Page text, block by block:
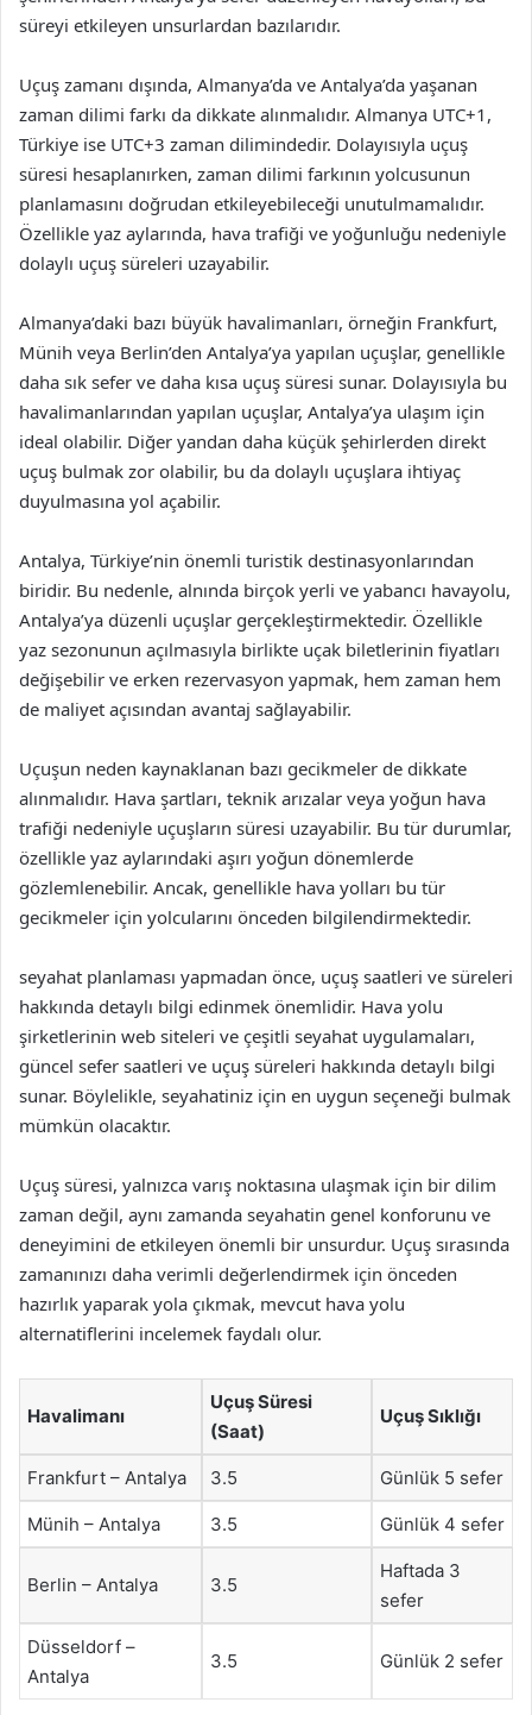
süreyi etkileyen unsurlardan bazılarıdır.
Uçuş zamanı dışında, Almanya’da ve Antalya’da yaşanan
zaman dilimi farkı da dikkate alınmalıdır. Almanya UTC+1,
Türkiye ise UTC+3 zaman dilimindedir. Dolayısıyla uçuş
süresi hesaplanırken, zaman dilimi farkının yolcusunun
planlamasını doğrudan etkileyebileceği unutulmamalıdır.
Özellikle yaz aylarında, hava trafiği ve yoğunluğu nedeniyle
dolaylı uçuş süreleri uzayabilir.
Almanya’daki bazı büyük havalimanları, örneğin Frankfurt,
Münih veya Berlin’den Antalya’ya yapılan uçuşlar, genellikle
daha sık sefer ve daha kısa uçuş süresi sunar. Dolayısıyla bu
havalimanlarından yapılan uçuşlar, Antalya’ya ulaşım için
ideal olabilir. Diğer yandan daha küçük şehirlerden direkt
uçuş bulmak zor olabilir, bu da dolaylı uçuşlara ihtiyaç
duyulmasına yol açabilir.
Antalya, Türkiye’nin önemli turistik destinasyonlarından
biridir. Bu nedenle, alnında birçok yerli ve yabancı havayolu,
Antalya’ya düzenli uçuşlar gerçekleştirmektedir. Özellikle
yaz sezonunun açılmasıyla birlikte uçak biletlerinin fiyatları
değişebilir ve erken rezervasyon yapmak, hem zaman hem
de maliyet açısından avantaj sağlayabilir.
Uçuşun neden kaynaklanan bazı gecikmeler de dikkate
alınmalıdır. Hava şartları, teknik arızalar veya yoğun hava
trafiği nedeniyle uçuşların süresi uzayabilir. Bu tür durumlar,
özellikle yaz aylarındaki aşırı yoğun dönemlerde
gözlemlenebilir. Ancak, genellikle hava yolları bu tür
gecikmeler için yolcularını önceden bilgilendirmektedir.
seyahat planlaması yapmadan önce, uçuş saatleri ve süreleri
hakkında detaylı bilgi edinmek önemlidir. Hava yolu
şirketlerinin web siteleri ve çeşitli seyahat uygulamaları,
güncel sefer saatleri ve uçuş süreleri hakkında detaylı bilgi
sunar. Böylelikle, seyahatiniz için en uygun seçeneği bulmak
mümkün olacaktır.
Uçuş süresi, yalnızca varış noktasına ulaşmak için bir dilim
zaman değil, aynı zamanda seyahatin genel konforunu ve
deneyimini de etkileyen önemli bir unsurdur. Uçuş sırasında
zamanınızı daha verimli değerlendirmek için önceden
hazırlık yaparak yola çıkmak, mevcut hava yolu
alternatiflerini incelemek faydalı olur.
Havalimanı
Uçuş Süresi
(Saat)
Uçuş Sıklığı
Frankfurt – Antalya 3.5 Günlük 5 sefer
Münih – Antalya 3.5 Günlük 4 sefer
Berlin – Antalya 3.5
Haftada 3
sefer
Düsseldorf –
Antalya
3.5 Günlük 2 sefer